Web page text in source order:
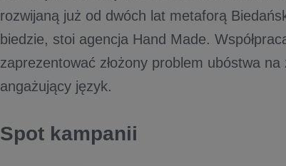
rozwijaną już od dwóch lat metaforą
biedzie, stoi agencja Hand Made.
zaprezentować złożony problem ubóstwa na
angażujący język.
Spot kampanii